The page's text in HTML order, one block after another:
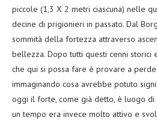
piccole (1,3 X 2 metri ciascuna) nelle
decine di prigionieri in passato. Dal
sommità della fortezza attraverso
bellezza. Dopo tutti questi cenni storici
che qui si possa fare è provare a
immaginando cosa avrebbe potuto
oggi il forte, come già detto, è luogo
un tempo era invece molto attivo e